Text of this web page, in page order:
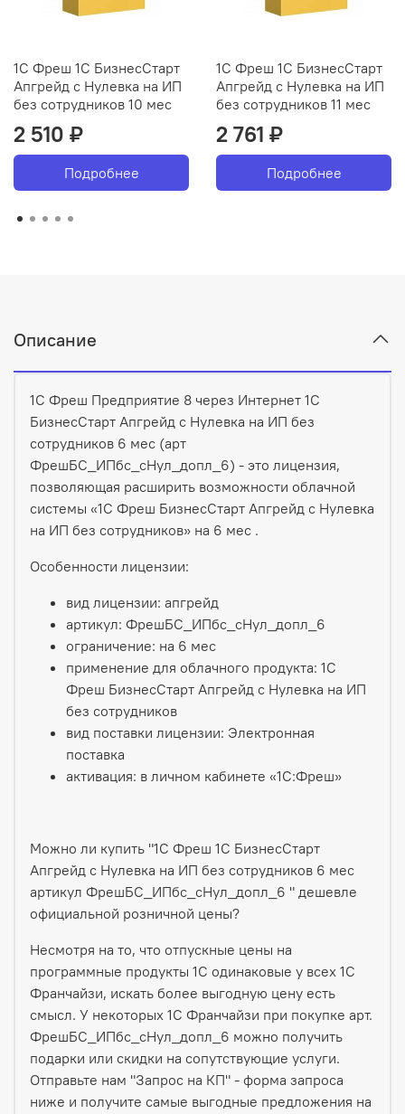
1С Фреш 1С БизнесСтарт
Апгрейд с Нулевка на ИП
без сотрудников 10 мес
2 510 ₽
Подробнее
1С Фреш 1С БизнесСтарт
Апгрейд с Нулевка на ИП
без сотрудников 11 мес
2 761 ₽
Подробнее
Описание
1С Фреш Предприятие 8 через Интернет 1С
БизнесСтарт Апгрейд с Нулевка на ИП без
сотрудников 6 мес (арт
ФрешБС_ИПбс_сНул_допл_6) - это лицензия,
позволяющая расширить возможности облачной
системы «1С Фреш БизнесСтарт Апгрейд с Нулевка
на ИП без сотрудников» на 6 мес .
Особенности лицензии:
вид лицензии: апгрейд
артикул: ФрешБС_ИПбс_сНул_допл_6
ограничение: на 6 мес
применение для облачного продукта: 1С
Фреш БизнесСтарт Апгрейд с Нулевка на ИП
без сотрудников
вид поставки лицензии: Электронная
поставка
активация: в личном кабинете «1С:Фреш»
Можно ли купить "1С Фреш 1С БизнесСтарт
Апгрейд с Нулевка на ИП без сотрудников 6 мес
артикул ФрешБС_ИПбс_сНул_допл_6 " дешевле
официальной розничной цены?
Несмотря на то, что отпускные цены на
программные продукты 1С одинаковые у всех 1С
Франчайзи, искать более выгодную цену есть
смысл. У некоторых 1С Франчайзи при покупке арт.
ФрешБС_ИПбс_сНул_допл_6 можно получить
подарки или скидки на сопутствующие услуги.
Отправьте нам "Запрос на КП" - форма запроса
ниже и получите самые выгодные предложения на